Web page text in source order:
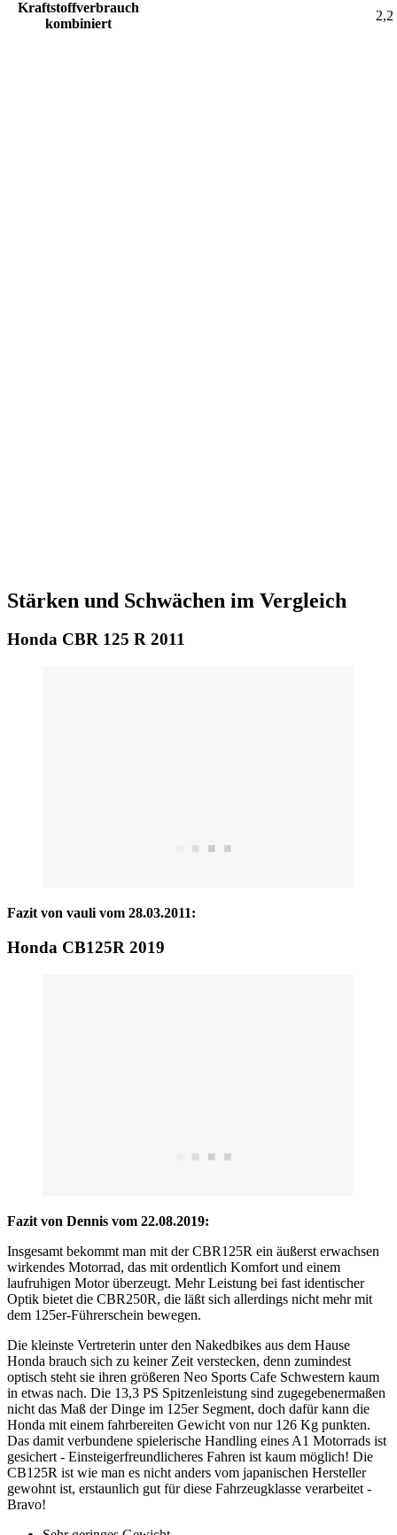
Kraftstoffverbrauch
kombiniert
Stärken und Schwächen im Vergleich
Honda CBR 125 R 2011
Fazit von vauli vom 28.03.2011:
Honda CB125R 2019
Fazit von Dennis vom 22.08.2019:
Insgesamt bekommt man mit der CBR125R ein äußerst erwachsen
wirkendes Motorrad, das mit ordentlich Komfort und einem
laufruhigen Motor überzeugt. Mehr Leistung bei fast identischer
Optik bietet die CBR250R, die läßt sich allerdings nicht mehr mit
dem 125er-Führerschein bewegen.
Die kleinste Vertreterin unter den Nakedbikes aus dem Hause
Honda brauch sich zu keiner Zeit verstecken, denn zumindest
optisch steht sie ihren größeren Neo Sports Cafe Schwestern kaum
in etwas nach. Die 13,3 PS Spitzenleistung sind zugegebenermaßen
nicht das Maß der Dinge im 125er Segment, doch dafür kann die
Honda mit einem fahrbereiten Gewicht von nur 126 Kg punkten.
Das damit verbundene spielerische Handling eines A1 Motorrads ist
gesichert - Einsteigerfreundlicheres Fahren ist kaum möglich! Die
CB125R ist wie man es nicht anders vom japanischen Hersteller
gewohnt ist, erstaunlich gut für diese Fahrzeugklasse verarbeitet -
Bravo!